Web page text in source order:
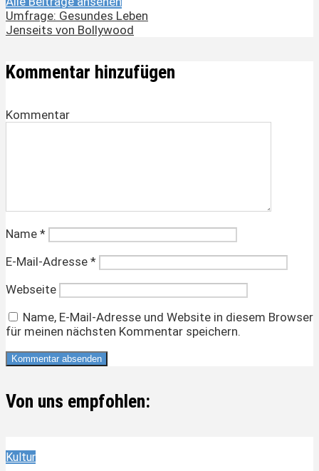
Umfrage: Gesundes Leben
Jenseits von Bollywood
Kommentar hinzufügen
Kommentar
Name *
E-Mail-Adresse *
Webseite
Name, E-Mail-Adresse und Website in diesem Browser
für meinen nächsten Kommentar speichern.
Von uns empfohlen:
Kultur